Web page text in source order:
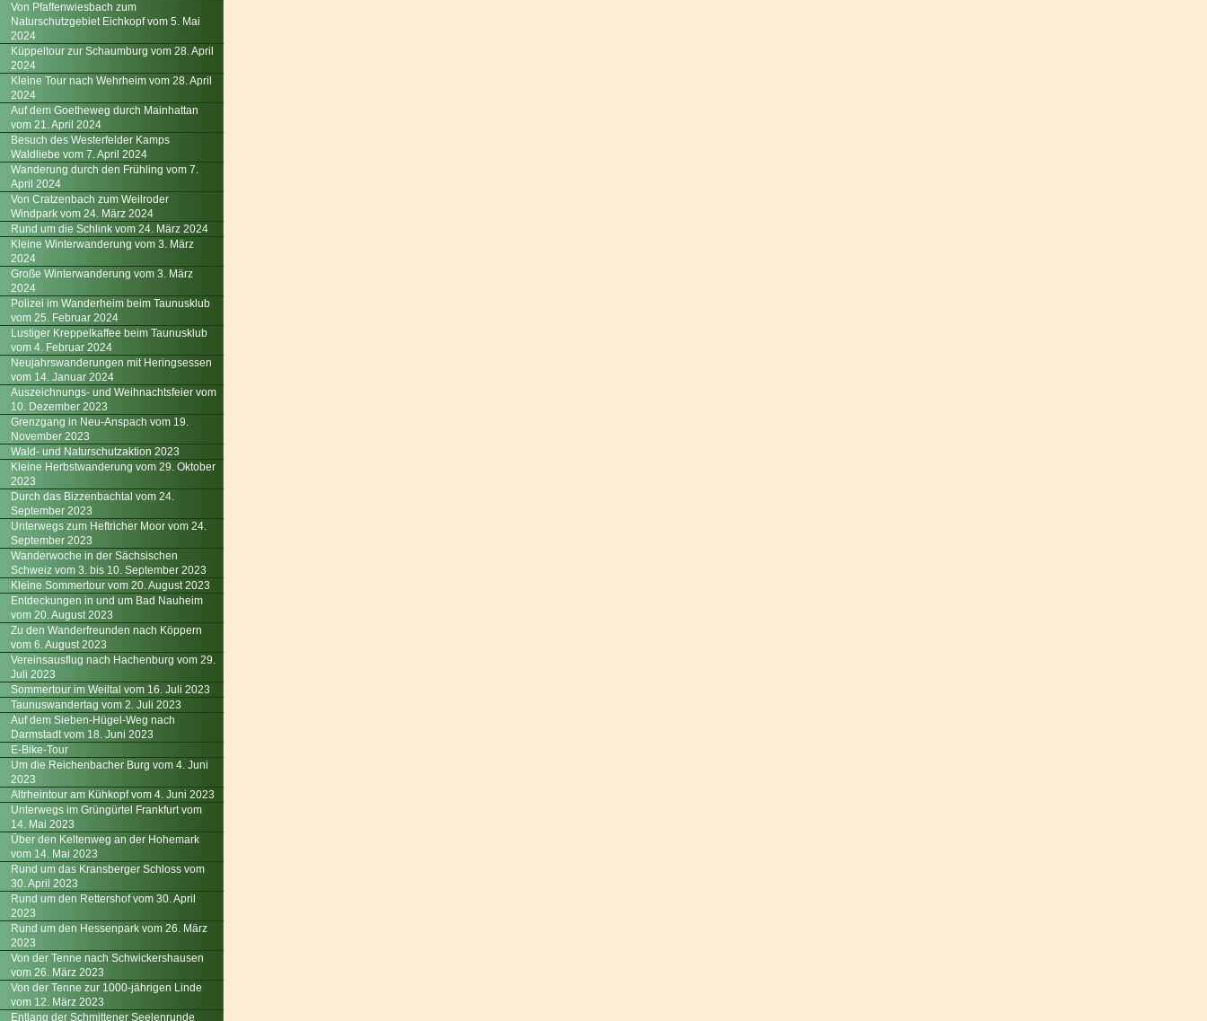
Von Pfaffenwiesbach zum
Naturschutzgebiet Eichkopf vom 5. Mai
2024
Küppeltour zur Schaumburg vom 28. April
2024
Kleine Tour nach Wehrheim vom 28. April
2024
Auf dem Goetheweg durch Mainhattan
vom 21. April 2024
Besuch des Westerfelder Kamps
Waldliebe vom 7. April 2024
Wanderung durch den Frühling vom 7.
April 2024
Von Cratzenbach zum Weilroder
Windpark vom 24. März 2024
Rund um die Schlink vom 24. März 2024
Kleine Winterwanderung vom 3. März
2024
Große Winterwanderung vom 3. März
2024
Polizei im Wanderheim beim Taunusklub
vom 25. Februar 2024
Lustiger Kreppelkaffee beim Taunusklub
vom 4. Februar 2024
Neujahrswanderungen mit Heringsessen
vom 14. Januar 2024
Auszeichnungs- und Weihnachtsfeier vom
10. Dezember 2023
Grenzgang in Neu-Anspach vom 19.
November 2023
Wald- und Naturschutzaktion 2023
Kleine Herbstwanderung vom 29. Oktober
2023
Durch das Bizzenbachtal vom 24.
September 2023
Unterwegs zum Heftricher Moor vom 24.
September 2023
Wanderwoche in der Sächsischen
Schweiz vom 3. bis 10. September 2023
Kleine Sommertour vom 20. August 2023
Entdeckungen in und um Bad Nauheim
vom 20. August 2023
Zu den Wanderfreunden nach Köppern
vom 6. August 2023
Vereinsausflug nach Hachenburg vom 29.
Juli 2023
Sommertour im Weiltal vom 16. Juli 2023
Taunuswandertag vom 2. Juli 2023
Auf dem Sieben-Hügel-Weg nach
Darmstadt vom 18. Juni 2023
E-Bike-Tour
Um die Reichenbacher Burg vom 4. Juni
2023
Altrheintour am Kühkopf vom 4. Juni 2023
Unterwegs im Grüngürtel Frankfurt vom
14. Mai 2023
Über den Keltenweg an der Hohemark
vom 14. Mai 2023
Rund um das Kransberger Schloss vom
30. April 2023
Rund um den Rettershof vom 30. April
2023
Rund um den Hessenpark vom 26. März
2023
Von der Tenne nach Schwickershausen
vom 26. März 2023
Von der Tenne zur 1000-jährigen Linde
vom 12. März 2023
Entlang der Schmittener Seelenrunde